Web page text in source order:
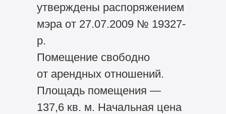
утверждены распоряжением
мэра от 27.07.2009 № 19327-
р.
Помещение свободно
от арендных отношений.
Площадь помещения —
137,6 кв. м. Начальная цена